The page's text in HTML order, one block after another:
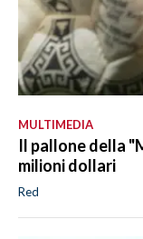
MULTIMEDIA
Il pallone della
milioni dollari
Red